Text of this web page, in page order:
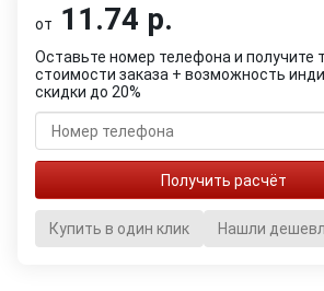
от 11.74 р.
Оставьте номер телефона и получите
стоимости заказа + возможность
скидки до 20%
Купить в один клик Нашли